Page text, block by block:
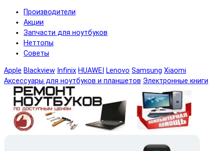
Производители
Акции
Запчасти для ноутбуков
Неттопы
Советы
Apple Blackview Infinix HUAWEI Lenovo Samsung Xiaomi
Аксессуары для ноутбуков и планшетов Электронные книги